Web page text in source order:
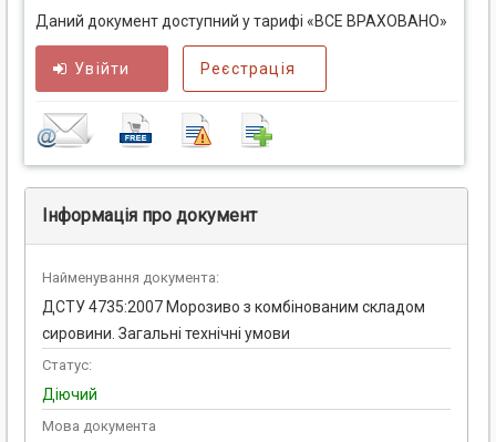
Даний документ доступний у тарифі «ВСЕ ВРАХОВАНО»
Увійти Реєстрація
Інформація про документ
Найменування документа:
ДСТУ 4735:2007 Морозиво з комбінованим складом
сировини. Загальні технічні умови
Статус:
Діючий
Мова документа